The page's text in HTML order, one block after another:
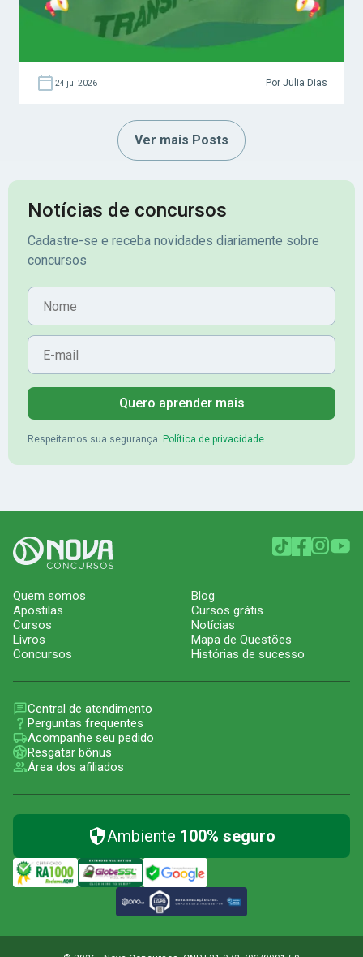
24 jul 2026 Por Julia Dias
Ver mais Posts
Notícias de concursos
Cadastre-se e receba novidades diariamente sobre
concursos
Nome
E-mail
Quero aprender mais
Respeitamos sua segurança. Política de privacidade
Quem somos
Apostilas
Cursos
Livros
Concursos
Blog
Cursos grátis
Notícias
Mapa de Questões
Histórias de sucesso
Central de atendimento
Perguntas frequentes
Acompanhe seu pedido
Resgatar bônus
Área dos afiliados
Ambiente 100% seguro